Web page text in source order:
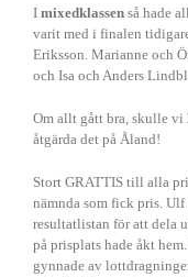
I mixedklassenså hade
varit med i finalen
Eriksson. Marianne och
och Isa och Anders
Om allt gått bra, skulle vi
åtgärda det på Åland!
Stort GRATTIS till alla
nämnda som fick pris.
resultatlistan för att dela
på prisplats hade åkt
gynnade av